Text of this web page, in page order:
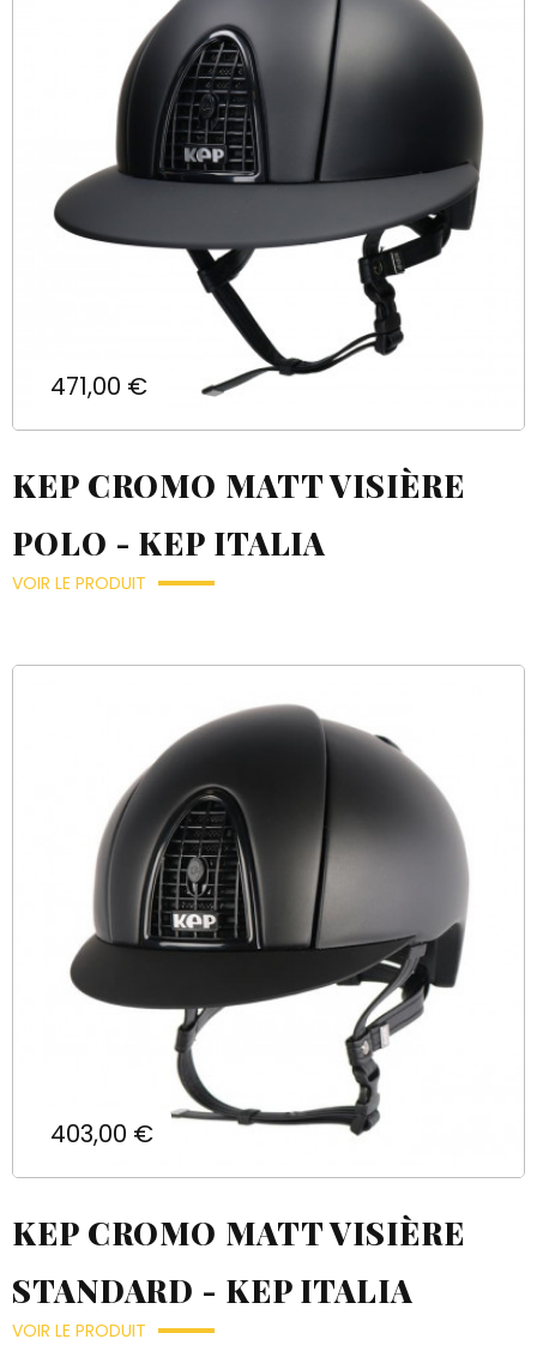
Prix
471,00 €
KEP CROMO MATT VISIÈRE
POLO - KEP ITALIA
VOIR LE PRODUIT
Prix
403,00 €
KEP CROMO MATT VISIÈRE
STANDARD - KEP ITALIA
VOIR LE PRODUIT